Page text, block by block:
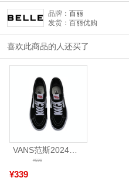
品牌： 百丽
发货：百丽优购
喜欢此商品的人还买了
VANS范斯2024中性SK8-HiCL帆布鞋/硫化鞋VN000D5IB8C
¥339
¥599